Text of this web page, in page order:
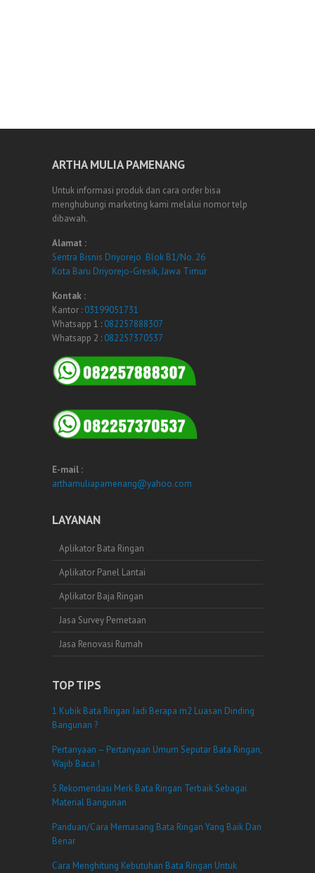
ARTHA MULIA PAMENANG
Untuk informasi produk dan cara order bisa
menghubungi marketing kami melalui nomor telp
dibawah.
Alamat :
Sentra Bisnis Driyorejo Blok B1/No. 26
Kota Baru Driyorejo-Gresik, Jawa Timur
Kontak :
Kantor : 03199051731
Whatsapp 1 : 082257888307
Whatsapp 2 : 082257370537
E-mail :
arthamuliapamenang@yahoo.com
LAYANAN
Aplikator Bata Ringan
Aplikator Panel Lantai
Aplikator Baja Ringan
Jasa Survey Pemetaan
Jasa Renovasi Rumah
TOP TIPS
1 Kubik Bata Ringan Jadi Berapa m2 Luasan Dinding
Bangunan ?
Pertanyaan – Pertanyaan Umum Seputar Bata Ringan,
Wajib Baca !
5 Rekomendasi Merk Bata Ringan Terbaik Sebagai
Material Bangunan
Panduan/Cara Memasang Bata Ringan Yang Baik Dan
Benar
Cara Menghitung Kebutuhan Bata Ringan Untuk